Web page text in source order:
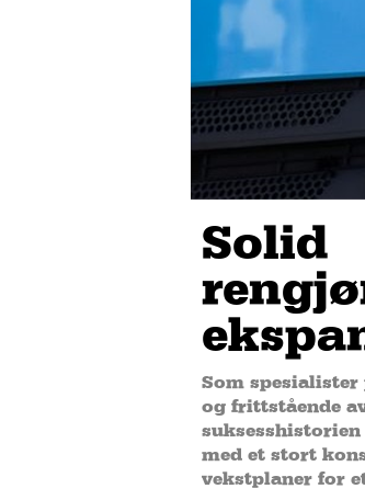
Solid
Som spesialister
og frittstående
suksesshistorien
med et stort
vekstplaner for